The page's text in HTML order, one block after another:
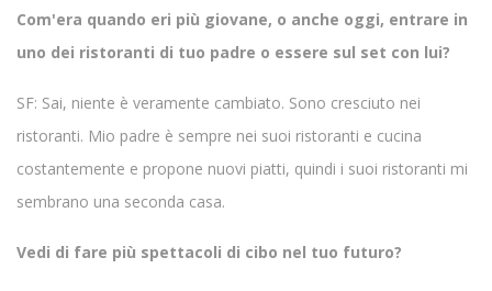
Com'era quando eri più giovane, o anche oggi, entrare in
uno dei ristoranti di tuo padre o essere sul set con lui?
SF: Sai, niente è veramente cambiato. Sono cresciuto nei
ristoranti. Mio padre è sempre nei suoi ristoranti e cucina
costantemente e propone nuovi piatti, quindi i suoi ristoranti mi
sembrano una seconda casa.
Vedi di fare più spettacoli di cibo nel tuo futuro?